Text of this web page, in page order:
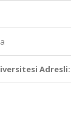
Adresli: